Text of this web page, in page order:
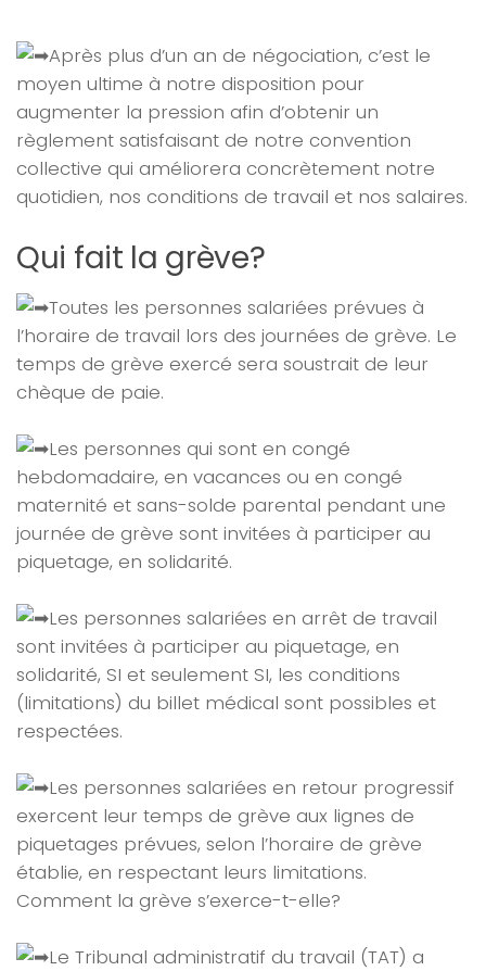
Après plus d’un an de négociation, c’est le
moyen ultime à notre disposition pour
augmenter la pression afin d’obtenir un
règlement satisfaisant de notre convention
collective qui améliorera concrètement notre
quotidien, nos conditions de travail et nos salaires.
Qui fait la grève?
Toutes les personnes salariées prévues à
l’horaire de travail lors des journées de grève. Le
temps de grève exercé sera soustrait de leur
chèque de paie.
Les personnes qui sont en congé
hebdomadaire, en vacances ou en congé
maternité et sans-solde parental pendant une
journée de grève sont invitées à participer au
piquetage, en solidarité.
Les personnes salariées en arrêt de travail
sont invitées à participer au piquetage, en
solidarité, SI et seulement SI, les conditions
(limitations) du billet médical sont possibles et
respectées.
Les personnes salariées en retour progressif
exercent leur temps de grève aux lignes de
piquetages prévues, selon l’horaire de grève
établie, en respectant leurs limitations.
Comment la grève s’exerce-t-elle?
Le Tribunal administratif du travail (TAT) a